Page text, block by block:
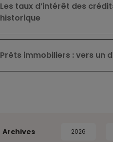
Les taux d’intérêt des
historique
Prêts immobiliers : vers un
Archives 2026